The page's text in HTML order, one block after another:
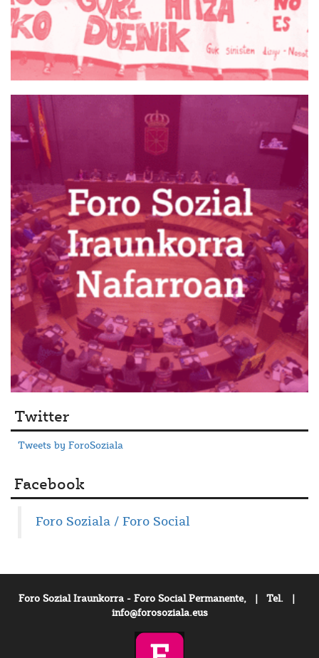
Twitter
Tweets by ForoSoziala
Facebook
Foro Soziala / Foro Social
Foro Sozial Iraunkorra - Foro Social Permanente, | Tel. |
info@forosoziala.eus